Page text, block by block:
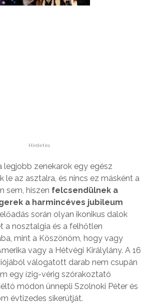
Hirdetés
legjobb zenekarok egy egész
le az asztalra, és nincs ez másként a
sem, hiszen felcsendülnek a
a harmincéves jubileum
során olyan ikonikus dalok
a nosztalgia és a felhőtlen
mint a Köszönöm, hogy vagy
vagy a Hétvégi Királylány. A 16
válogatott darab nem csupán
egy ízig-vérig szórakoztató
módon ünnepli Szolnoki Péter és
évtizedes sikerútját.